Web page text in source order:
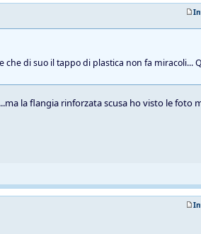
di suo il tappo di plastica non fa miracoli...
la flangia rinforzata scusa ho visto le foto